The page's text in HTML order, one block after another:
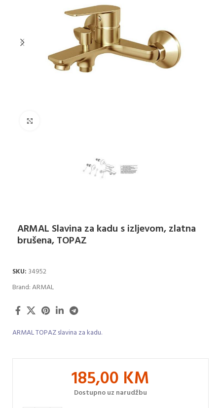
ARMAL Slavina za kadu s izljevom, zlatna
brušena, TOPAZ
SKU: 34952
Brand:ARMAL
ARMAL TOPAZ slavina za kadu.
185,00 KM
Dostupno uz narudžbu